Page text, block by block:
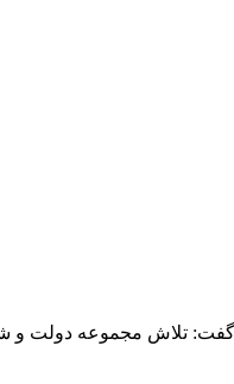
تلاش مجموعه دولت و